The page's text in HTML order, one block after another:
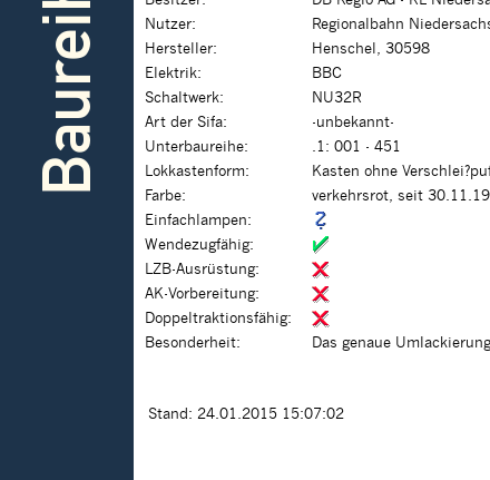
Baureihe
Nutzer:
Regionalbahn
Hersteller:
Henschel, 30598
Elektrik:
BBC
Schaltwerk:
NU32R
Art der Sifa:
-unbekannt-
Unterbaureihe:
.1: 001 - 451
Lokkastenform:
Kasten ohne
Farbe:
verkehrsrot, seit
Einfachlampen:
Wendezugfähig:
LZB-Ausrüstung:
AK-Vorbereitung:
Doppeltraktionsfähig:
Besonderheit:
Das genaue
Stand: 24.01.2015 15:07:02